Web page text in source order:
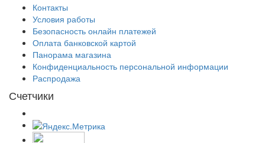
Контакты
Условия работы
Безопасность онлайн платежей
Оплата банковской картой
Панорама магазина
Конфиденциальность персональной информации
Распродажа
Счетчики